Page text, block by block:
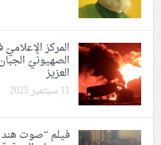
الصهيونيّ
العزيز
11 سبتمبر 2025
فيلم “صوت هند